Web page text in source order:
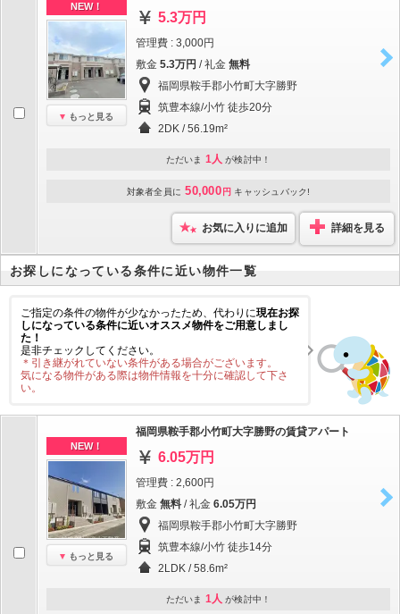
NEW！
もっと見る
5.3万円
管理費 : 3,000円
敷金 5.3万円 / 礼金 無料
福岡県鞍手郡小竹町大字勝野
筑豊本線/小竹 徒歩20分
2DK / 56.19m²
ただいま 1人 が検討中！
対象者全員に 50,000 円 キャッシュバック!
お気に入りに追加 詳細を見る
お探しになっている条件に近い物件一覧
ご指定の条件の物件が少なかったため、代わりに現在お探
しになっている条件に近いオススメ物件をご用意しまし
た！
是非チェックしてください。
＊引き継がれていない条件がある場合がございます。
気になる物件がある際は物件情報を十分に確認して下さ
い。
NEW！
もっと見る
福岡県鞍手郡小竹町大字勝野の賃貸アパート
6.05万円
管理費 : 2,600円
敷金 無料 / 礼金 6.05万円
福岡県鞍手郡小竹町大字勝野
筑豊本線/小竹 徒歩14分
2LDK / 58.6m²
ただいま 1人 が検討中！